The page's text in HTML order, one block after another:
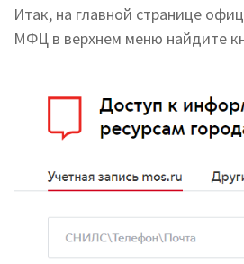
Итак, на главной странице
МФЦ в верхнем меню найдите